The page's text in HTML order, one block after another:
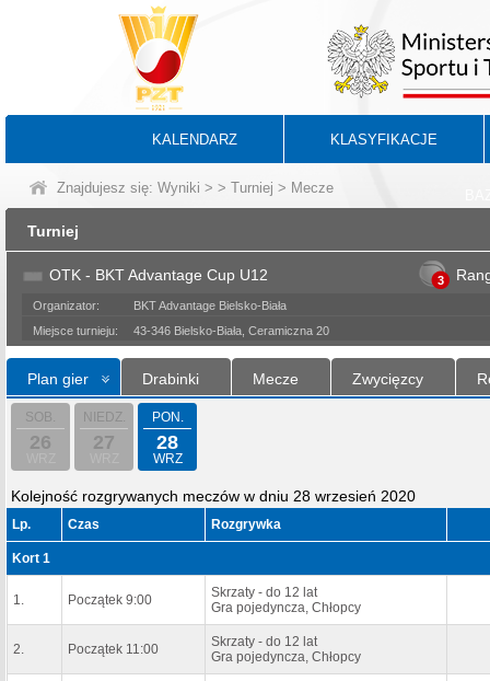
KALENDARZ KLASYFIKACJE
Znajdujesz się: Wyniki > > Turniej > Mecze
Turniej
OTK - BKT Advantage Cup U12 3
Organizator:
BKT Advantage Bielsko-Biała
Miejsce turnieju:
43-346 Bielsko-Biała, Ceramiczna 20
Plan gier Drabinki Mecze Zwycięzcy
SOB.
26
NIEDZ.
27
PON.
28
WRZ
Kolejność rozgrywanych meczów w dniu 28 wrzesień 2020
Lp. Czas Rozgrywka
Kort 1
1. Początek 9:00
Skrzaty - do 12 lat
Gra pojedyncza, Chłopcy
2. Początek 11:00
Skrzaty - do 12 lat
Gra pojedyncza, Chłopcy